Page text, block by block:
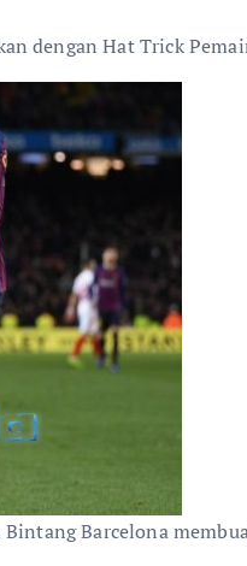
dengan Hat Trick
Barcelona